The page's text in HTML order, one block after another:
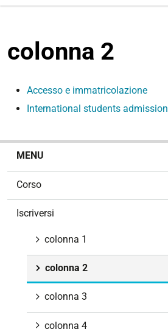
colonna 2
Accesso e immatricolazione
International students admission
MENU
Corso
Iscriversi
colonna 1
colonna 2
colonna 3
colonna 4